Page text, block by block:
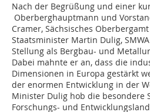
Nach der Begrüßung und einer
Oberberghauptmann und
Cramer, Sächsisches
Staatsminister Martin Dulig,
Stellung als Bergbau- und
Dabei mahnte er an, dass die
Dimensionen in Europa gestärkt
der enormen Entwicklung in der
Minister Dulig hob die besondere
Forschungs- und